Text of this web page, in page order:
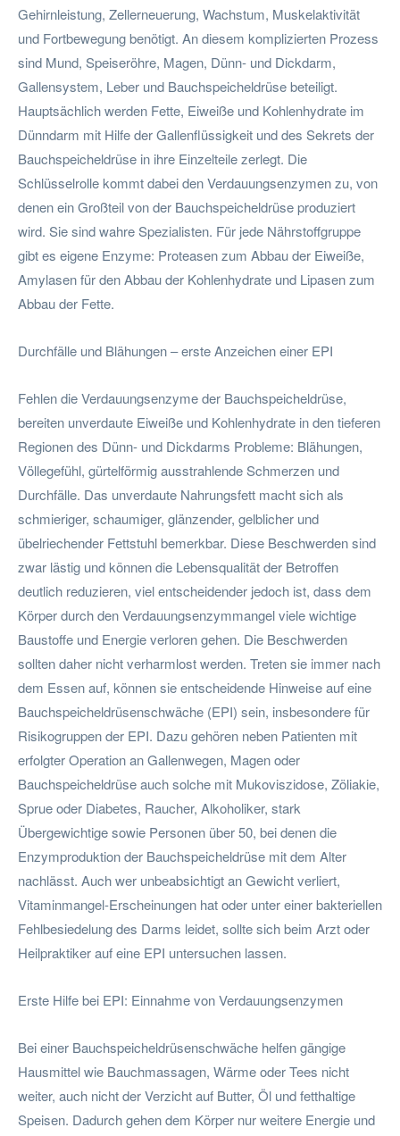
Gehirnleistung, Zellerneuerung, Wachstum, Muskelaktivität
und Fortbewegung benötigt. An diesem komplizierten Prozess
sind Mund, Speiseröhre, Magen, Dünn- und Dickdarm,
Gallensystem, Leber und Bauchspeicheldrüse beteiligt.
Hauptsächlich werden Fette, Eiweiße und Kohlenhydrate im
Dünndarm mit Hilfe der Gallenflüssigkeit und des Sekrets der
Bauchspeicheldrüse in ihre Einzelteile zerlegt. Die
Schlüsselrolle kommt dabei den Verdauungsenzymen zu, von
denen ein Großteil von der Bauchspeicheldrüse produziert
wird. Sie sind wahre Spezialisten. Für jede Nährstoffgruppe
gibt es eigene Enzyme: Proteasen zum Abbau der Eiweiße,
Amylasen für den Abbau der Kohlenhydrate und Lipasen zum
Abbau der Fette.
Durchfälle und Blähungen – erste Anzeichen einer EPI
Fehlen die Verdauungsenzyme der Bauchspeicheldrüse,
bereiten unverdaute Eiweiße und Kohlenhydrate in den tieferen
Regionen des Dünn- und Dickdarms Probleme: Blähungen,
Völlegefühl, gürtelförmig ausstrahlende Schmerzen und
Durchfälle. Das unverdaute Nahrungsfett macht sich als
schmieriger, schaumiger, glänzender, gelblicher und
übelriechender Fettstuhl bemerkbar. Diese Beschwerden sind
zwar lästig und können die Lebensqualität der Betroffen
deutlich reduzieren, viel entscheidender jedoch ist, dass dem
Körper durch den Verdauungsenzymmangel viele wichtige
Baustoffe und Energie verloren gehen. Die Beschwerden
sollten daher nicht verharmlost werden. Treten sie immer nach
dem Essen auf, können sie entscheidende Hinweise auf eine
Bauchspeicheldrüsenschwäche (EPI) sein, insbesondere für
Risikogruppen der EPI. Dazu gehören neben Patienten mit
erfolgter Operation an Gallenwegen, Magen oder
Bauchspeicheldrüse auch solche mit Mukoviszidose, Zöliakie,
Sprue oder Diabetes, Raucher, Alkoholiker, stark
Übergewichtige sowie Personen über 50, bei denen die
Enzymproduktion der Bauchspeicheldrüse mit dem Alter
nachlässt. Auch wer unbeabsichtigt an Gewicht verliert,
Vitaminmangel-Erscheinungen hat oder unter einer bakteriellen
Fehlbesiedelung des Darms leidet, sollte sich beim Arzt oder
Heilpraktiker auf eine EPI untersuchen lassen.
Erste Hilfe bei EPI: Einnahme von Verdauungsenzymen
Bei einer Bauchspeicheldrüsenschwäche helfen gängige
Hausmittel wie Bauchmassagen, Wärme oder Tees nicht
weiter, auch nicht der Verzicht auf Butter, Öl und fetthaltige
Speisen. Dadurch gehen dem Körper nur weitere Energie und